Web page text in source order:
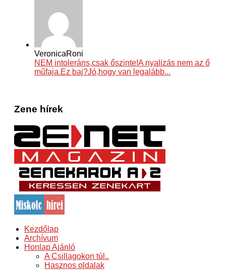
VeronicaRoni
NEM intoleráns,csak őszinte!A nyalizás nem az ő
műfaja.Ez baj?Jó,hogy van legalább...
Zene hírek
Kezdőlap
Archívum
Honlap Ajánló
A Csillagokon túl..
Hasznos oldalak